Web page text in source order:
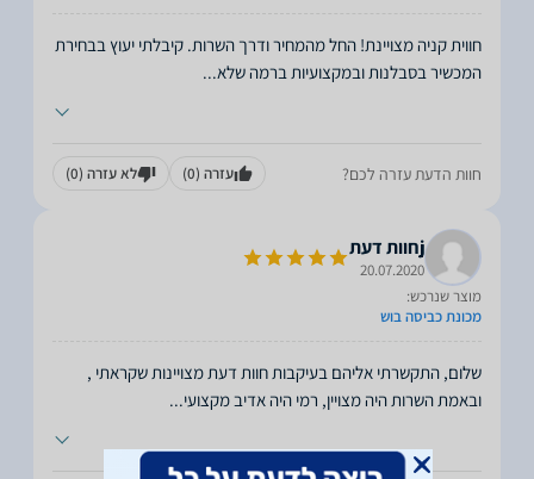
חווית קניה מצויינת! החל מהמחיר ודרך השרות. קיבלתי יעוץ בבחירת
המכשיר בסבלנות ובמקצועיות ברמה שלא...
חוות הדעת עזרה לכם? עזרה (0) לא עזרה (0)
jחוות דעת
20.07.2020
מוצר שנרכש:
מכונת כביסה בוש
שלום, התקשרתי אליהם בעיקבות חוות דעת מצויינות שקראתי ,
ובאמת השרות היה מצויין, רמי היה אדיב מקצועי...